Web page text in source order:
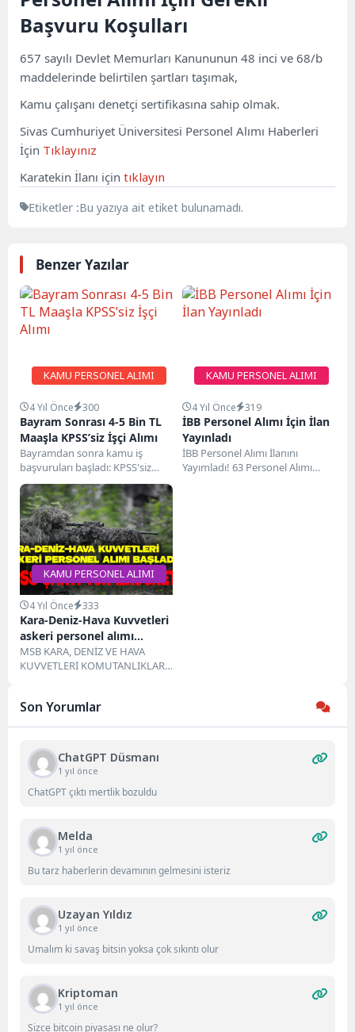
Başvuru Koşulları
657 sayılı Devlet Memurları Kanununun 48 inci ve 68/b
maddelerinde belirtilen şartları taşımak,
Kamu çalışanı denetçi sertifikasına sahip olmak.
Sivas Cumhuriyet Üniversitesi Personel Alımı Haberleri
İçin Tıklayınız
Karatekin İlanı için tıklayın
Etiketler :Bu yazıya ait etiket bulunamadı.
Benzer Yazılar
KAMU PERSONEL ALIMI
4 Yıl Önce 300
Bayram Sonrası 4-5 Bin TL
Maaşla KPSS’siz İşçi Alımı
Bayramdan sonra kamu iş
başvuruları başladı: KPSS'siz
personel 5-6 bin TL maaşla
alınacak. Türkiye İş...
KAMU PERSONEL ALIMI
4 Yıl Önce 319
İBB Personel Alımı İçin İlan
Yayınladı
İBB Personel Alımı İlanını
Yayımladı! 63 Personel Alımı
KAMU PERSONEL ALIMI
4 Yıl Önce 333
Kara-Deniz-Hava Kuvvetleri
askeri personel alımı
başladı! KPSS’siz ilköğretim
mezunu
MSB KARA, DENİZ VE HAVA
KUVVETLERİ KOMUTANLIKLARI
Son Yorumlar
ChatGPT Düsmanı
1 yıl önce
ChatGPT çıktı mertlik bozuldu
Melda
1 yıl önce
Bu tarz haberlerin devamının gelmesini isteriz
Uzayan Yıldız
1 yıl önce
Umalım ki savaş bitsin yoksa çok sıkıntı olur
Kriptoman
1 yıl önce
Sizce bitcoin piyasası ne olur?